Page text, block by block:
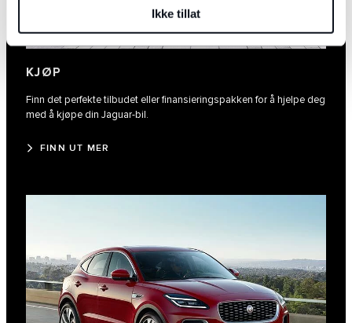
Ikke tillat
KJØP
Finn det perfekte tilbudet eller finansieringspakken for å hjelpe deg
med å kjøpe din Jaguar-bil.
FINN UT MER